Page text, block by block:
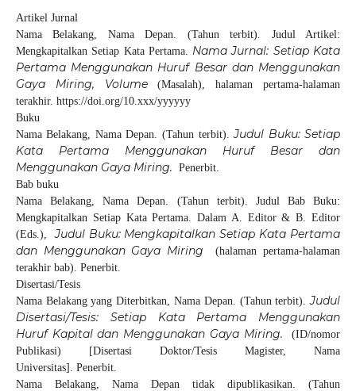
Artikel Jurnal
Nama Belakang, Nama Depan. (Tahun terbit). Judul Artikel:
Mengkapitalkan Setiap Kata Pertama. Nama Jurnal: Setiap Kata
Pertama Menggunakan Huruf Besar dan Menggunakan
Gaya Miring, Volume(Masalah), halaman pertama-halaman
terakhir. https://doi.org/10.xxx/yyyyyy
Buku
Nama Belakang, Nama Depan. (Tahun terbit).Judul Buku: Setiap
Kata Pertama Menggunakan Huruf Besar dan
Menggunakan Gaya Miring. Penerbit.
Bab buku
Nama Belakang, Nama Depan. (Tahun terbit). Judul Bab Buku:
Mengkapitalkan Setiap Kata Pertama. Dalam A. Editor & B. Editor
(Eds.),Judul Buku: Mengkapitalkan Setiap Kata Pertama
dan Menggunakan Gaya Miring (halaman pertama-halaman
terakhir bab). Penerbit.
Disertasi/Tesis
Nama Belakang yang Diterbitkan, Nama Depan. (Tahun terbit).Judul
Disertasi/Tesis: Setiap Kata Pertama Menggunakan
Huruf Kapital dan Menggunakan Gaya Miring.
(ID/nomor
Publikasi) [Disertasi Doktor/Tesis Magister, Nama
Universitas]. Penerbit.
Nama Belakang, Nama Depan tidak dipublikasikan. (Tahun